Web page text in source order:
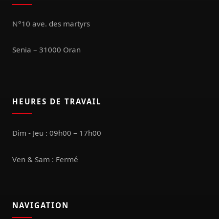
N°10 ave. des martyrs
Senia – 31000 Oran
HEURES DE TRAVAIL
Dim - Jeu : 09h00 – 17h00
Ven & Sam : Fermé
NAVIGATION